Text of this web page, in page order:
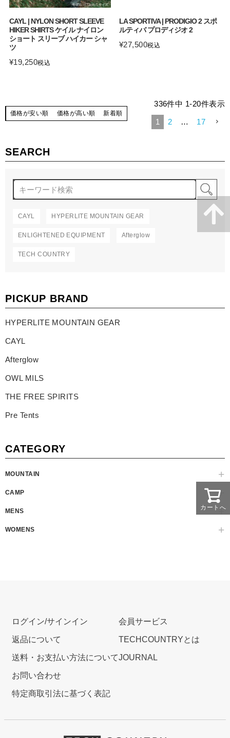
SEARCH
CAYL HYPERLITE MOUNTAIN GEAR
ENLIGHTENED EQUIPMENT Afterglow
TECH COUNTRY
PICKUP BRAND
HYPERLITE MOUNTAIN GEAR
CAYL
Afterglow
OWL MILS
THE FREE SPIRITS
Pre Tents
CATEGORY
MOUNTAIN
CAMP
MENS
WOMENS
CAYL | NYLON SHORT SLEEVE
HIKER SHIRTS ケイル ナイロン
ショート スリーブ ハイカー シャ
ツ
¥19,250税込
LA SPORTIVA | PRODIGIO 2 スポ
ルティバ プロディジオ 2
¥27,500税込
価格が安い順 価格が高い順 新着順
336件中 1-20件表示
1 2 … 17
カートへ
ログイン/サインイン
返品について
送料・お支払い方法について
お問い合わせ
特定商取引法に基づく表記
会員サービス
TECHCOUNTRYとは
JOURNAL